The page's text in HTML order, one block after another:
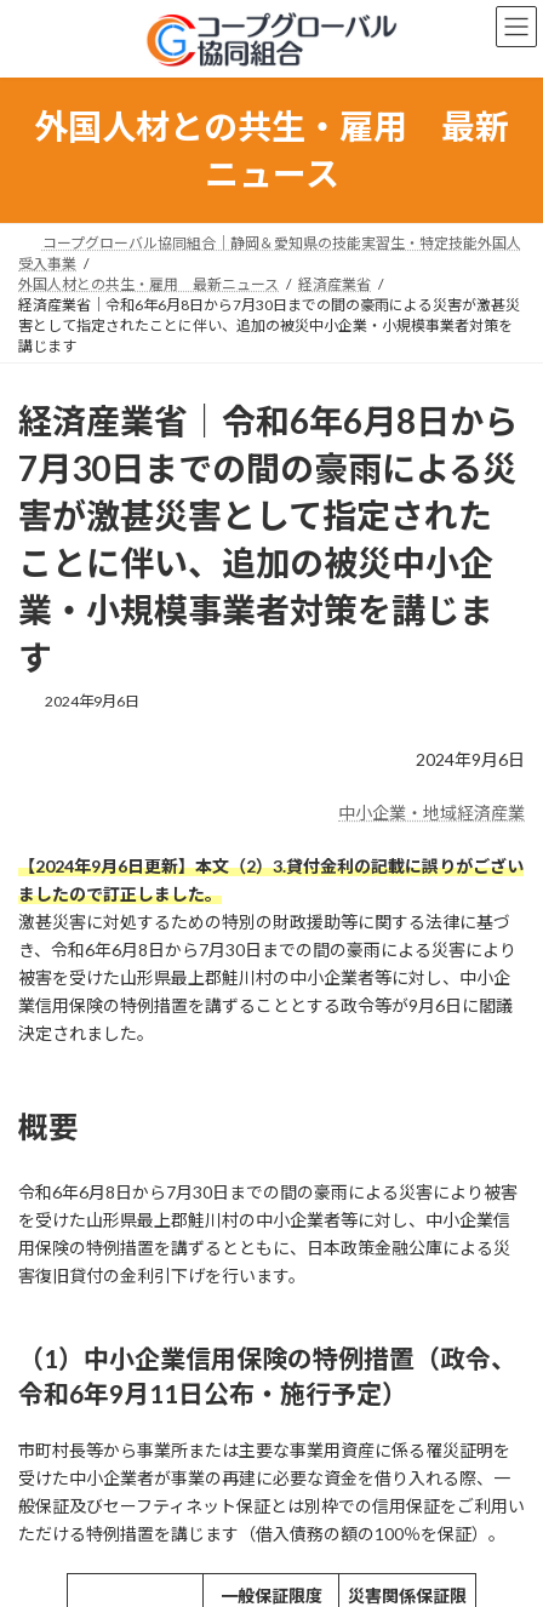
ン
プ
ー
動
外国人材との共生・雇用 最新
ニュース
コープグローバル協同組合｜静岡＆愛知県の技能実習生・特定技能外国人
受入事業
外国人材との共生・雇用 最新ニュース
経済産業省
経済産業省｜令和6年6月8日から7月30日までの間の豪雨による災害が激甚災
害として指定されたことに伴い、追加の被災中小企業・小規模事業者対策を
講じます
経済産業省｜令和6年6月8日から
7月30日までの間の豪雨による災
害が激甚災害として指定された
ことに伴い、追加の被災中小企
業・小規模事業者対策を講じま
す
2024年9月6日
2024年9月6日
中小企業・地域経済産業
【2024年9月6日更新】本文（2）3.貸付金利の記載に誤りがござい
ましたので訂正しました。
激甚災害に対処するための特別の財政援助等に関する法律に基づ
き、令和6年6月8日から7月30日までの間の豪雨による災害により
被害を受けた山形県最上郡鮭川村の中小企業者等に対し、中小企
業信用保険の特例措置を講ずることとする政令等が9月6日に閣議
決定されました。
概要
令和6年6月8日から7月30日までの間の豪雨による災害により被害
を受けた山形県最上郡鮭川村の中小企業者等に対し、中小企業信
用保険の特例措置を講ずるとともに、日本政策金融公庫による災
害復旧貸付の金利引下げを行います。
（1）中小企業信用保険の特例措置（政令、
令和6年9月11日公布・施行予定）
市町村長等から事業所または主要な事業用資産に係る罹災証明を
受けた中小企業者が事業の再建に必要な資金を借り入れる際、一
般保証及びセーフティネット保証とは別枠での信用保証をご利用い
ただける特例措置を講じます（借入債務の額の100％を保証）。
一般保証限度
災害関係保証限